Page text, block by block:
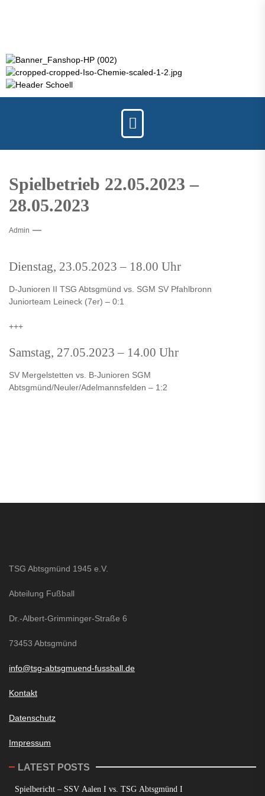
Spielbetrieb 22.05.2023 –
28.05.2023
Admin
Dienstag, 23.05.2023 – 18.00 Uhr
D-Junioren II TSG Abtsgmünd vs. SGM SV Pfahlbronn
Juniorteam Leineck (7er) – 0:1
+++
Samstag, 27.05.2023 – 14.00 Uhr
SV Mergelstetten vs. B-Junioren SGM
Abtsgmünd/Neuler/Adelmannsfelden – 1:2
TSG Abtsgmünd 1945 e.V.
Abteilung Fußball
Dr.-Albert-Grimminger-Straße 6
73453 Abtsgmünd
info@tsg-abtsgmuend-fussball.de
Kontakt
Datenschutz
Impressum
LATEST POSTS
Spielbericht – SSV Aalen I vs. TSG Abtsgmünd I